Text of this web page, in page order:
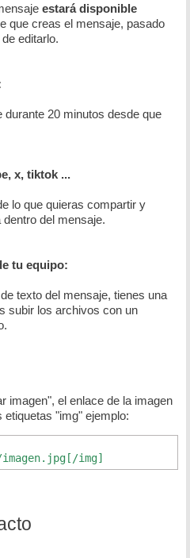
estará disponible
que creas el mensaje, pasado
editarlo.
durante 20 minutos desde que
x, tiktok ...
lo que quieras compartir y
del mensaje.
tu equipo:
texto del mensaje, tienes una
subir los archivos con un
imagen", el enlace de la imagen
etiquetas "img" ejemplo:
imagen.jpg[/img]